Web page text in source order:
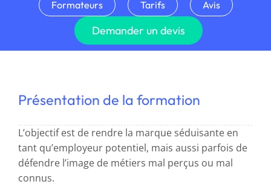
Formateurs
Tarifs Avis
Demander un devis
Présentation de la formation
L’objectif est de rendre la marque séduisante en
tant qu’employeur potentiel, mais aussi parfois de
défendre l’image de métiers mal perçus ou mal
connus.